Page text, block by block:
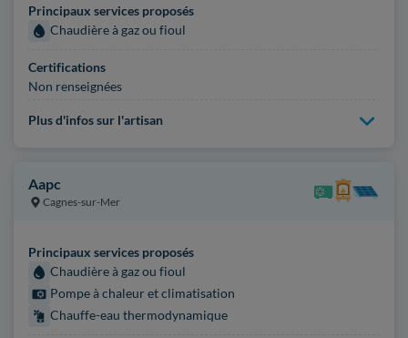
Principaux services proposés
Chaudière à gaz ou fioul
Certifications
Non renseignées
Plus d'infos sur l'artisan
Aapc
Cagnes-sur-Mer
Principaux services proposés
Chaudière à gaz ou fioul
Pompe à chaleur et climatisation
Chauffe-eau thermodynamique